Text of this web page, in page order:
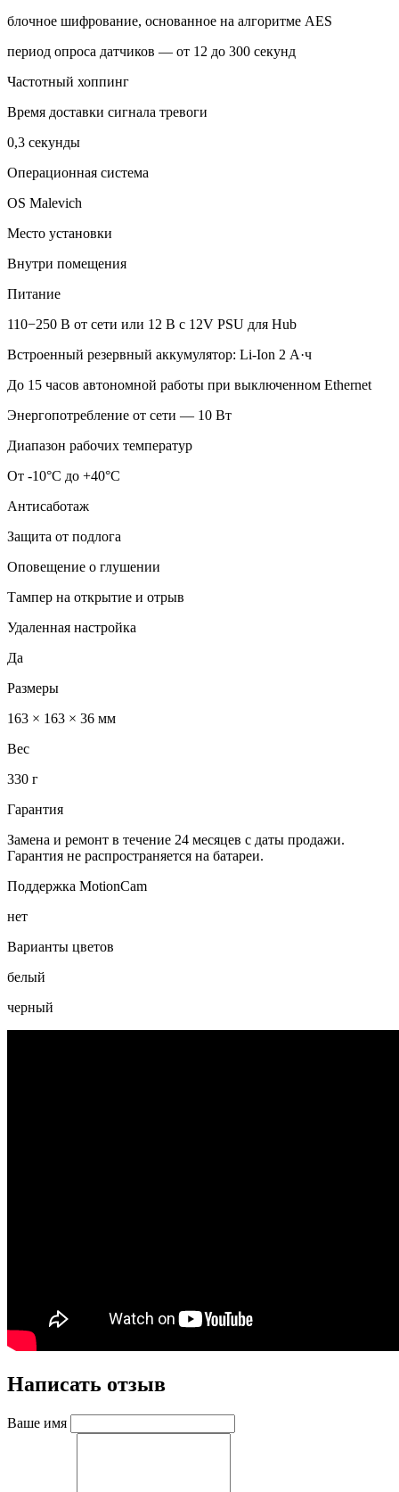
блочное шифрование, основанное на алгоритме AES
период опроса датчиков — от 12 до 300 секунд
Частотный хоппинг
Время доставки сигнала тревоги
0,3 секунды
Операционная система
OS Malevich
Место установки
Внутри помещения
Питание
110−250 В от сети или 12 В с 12V PSU для Hub
Встроенный резервный аккумулятор: Li-Ion 2 А·ч
До 15 часов автономной работы при выключенном Ethernet
Энергопотребление от сети — 10 Вт
Диапазон рабочих температур
От -10°С до +40°С
Антисаботаж
Защита от подлога
Оповещение о глушении
Тампер на открытие и отрыв
Удаленная настройка
Да
Размеры
163 × 163 × 36 мм
Вес
330 г
Гарантия
Замена и ремонт в течение 24 месяцев с даты продажи.
Гарантия не распространяется на батареи.
Поддержка MotionCam
нет
Варианты цветов
белый
черный
Написать отзыв
Ваше имя